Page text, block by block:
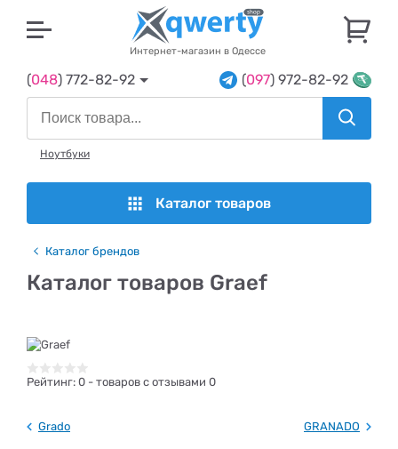
Интернет-магазин в Одессе
(048) 772-82-92 (097) 972-82-92
Ноутбуки
Каталог товаров
Каталог брендов
Каталог товаров Graef
Рейтинг: 0 - товаров с отзывами 0
Grado GRANADO